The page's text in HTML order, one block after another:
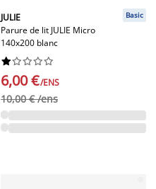
JULIE
Parure de lit JULIE Micro
140x200 blanc
Basic






6,00 €/ENS
10,00 € /ens